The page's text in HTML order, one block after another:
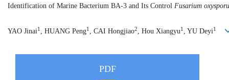
Identification of Marine Bacterium BA-3 and Its Control Fusarium
YAO Jinai1 , HUANG Peng1 , CAI Hongjiao2 , Hou Xiangyu1 , YU Deyi1
PDF